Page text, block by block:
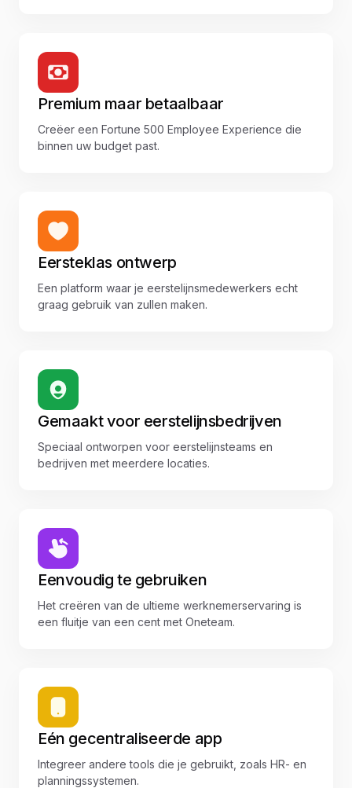
Premium maar betaalbaar
Creëer een Fortune 500 Employee Experience die
binnen uw budget past.
Eersteklas ontwerp
Een platform waar je eerstelijnsmedewerkers echt
graag gebruik van zullen maken.
Gemaakt voor eerstelijnsbedrijven
Speciaal ontworpen voor eerstelijnsteams en
bedrijven met meerdere locaties.
Eenvoudig te gebruiken
Het creëren van de ultieme werknemerservaring is
een fluitje van een cent met Oneteam.
Eén gecentraliseerde app
Integreer andere tools die je gebruikt, zoals HR- en
planningssystemen.